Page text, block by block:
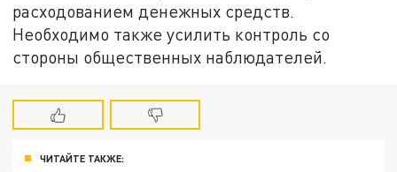
расходованием денежных средств.
Необходимо также усилить контроль со
стороны общественных наблюдателей.
ЧИТАЙТЕ ТАКЖЕ: